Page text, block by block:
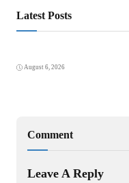
Latest Posts
August 6, 2026
Comment
Leave A Reply